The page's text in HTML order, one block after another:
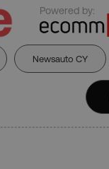
Powered by:
Newsauto CY